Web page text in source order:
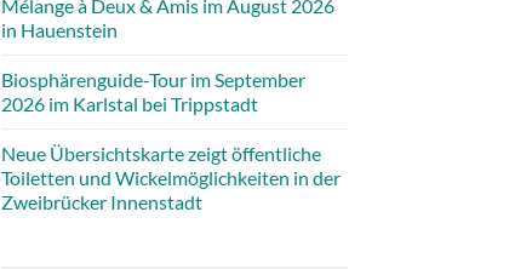
Mélange à Deux & Amis im August 2026
in Hauenstein
Biosphärenguide-Tour im September
2026 im Karlstal bei Trippstadt
Neue Übersichtskarte zeigt öffentliche
Toiletten und Wickelmöglichkeiten in der
Zweibrücker Innenstadt